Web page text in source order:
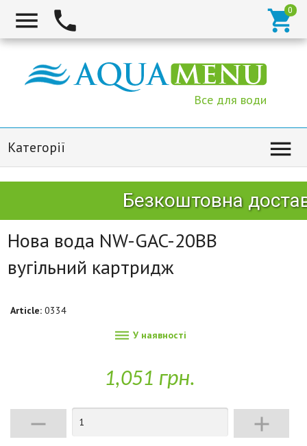
  
Все для води
Категорії 
Безкоштовна
Нова вода NW-GAC-20BB
вугільний картридж
Article: 0334
 У наявності
1,051 грн.
 